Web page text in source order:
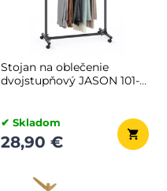
Stojan na oblečenie
dvojstupňový JASON 101-
✔ Skladom
28,90 €